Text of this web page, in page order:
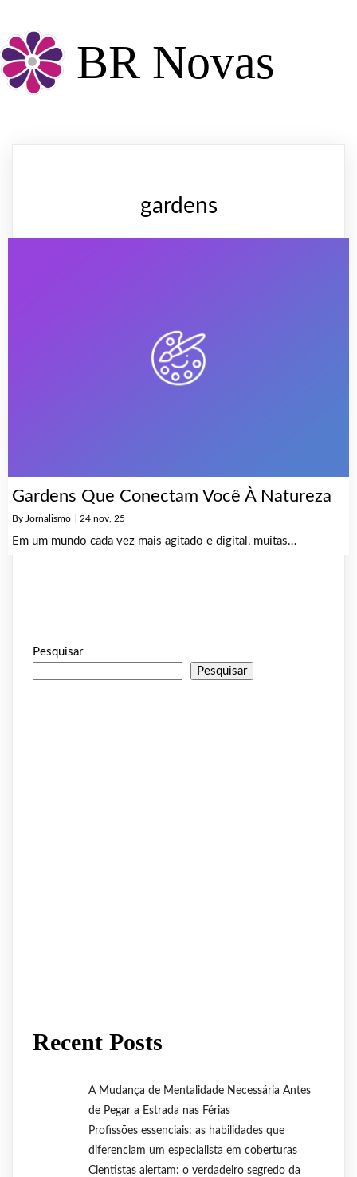
BR Novas
gardens
Gardens Que Conectam Você À Natureza
By Jornalismo 24 nov, 25
Em um mundo cada vez mais agitado e digital, muitas…
Pesquisar
Pesquisar
Recent Posts
A Mudança de Mentalidade Necessária Antes
de Pegar a Estrada nas Férias
Profissões essenciais: as habilidades que
diferenciam um especialista em coberturas
Cientistas alertam: o verdadeiro segredo da